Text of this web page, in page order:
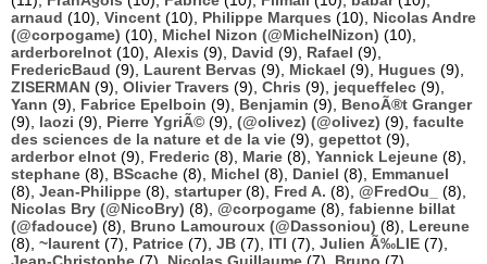
arnaud (10), Vincent (10), Philippe Marques (10), Nicolas Andre
(@corpogame) (10), Michel Nizon (@MichelNizon) (10),
arderborelnot (10), Alexis (9), David (9), Rafael (9),
FredericBaud (9), Laurent Bervas (9), Mickael (9), Hugues (9),
ZISERMAN (9), Olivier Travers (9), Chris (9), jequeffelec (9),
Yann (9), Fabrice Epelboin (9), Benjamin (9), BenoÃ®t Granger
(9), laozi (9), Pierre YgriÃ© (9), (@olivez) (@olivez) (9), faculte
des sciences de la nature et de la vie (9), gepettot (9),
arderbor elnot (9), Frederic (8), Marie (8), Yannick Lejeune (8),
stephane (8), BScache (8), Michel (8), Daniel (8), Emmanuel
(8), Jean-Philippe (8), startuper(8), Fred A. (8), @FredOu_
(8),
Nicolas Bry (@NicoBry) (8), @corpogame (8), fabienne billat
(@fadouce) (8), Bruno Lamouroux (@Dassoniou) (8), Lereune
(8), ~laurent (7), Patrice (7), JB (7), ITI (7), Julien Ã‰LIE (7),